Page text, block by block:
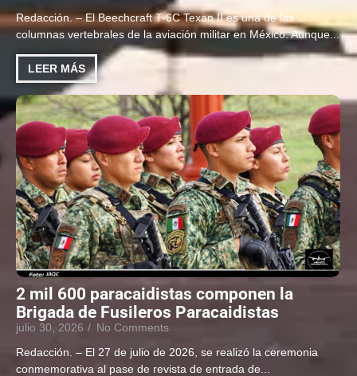
Redacción. – El Beechcraft T-6C Texan II es una de las
columnas vertebrales de la aviación militar en México. Aunque...
LEER MÁS
2 mil 600 paracaidistas componen la
Brigada de Fusileros Paracaidistas
julio 30, 2026 / No Comments
Redacción. – El 27 de julio de 2026, se realizó la ceremonia
conmemorativa al pase de revista de entrada de...